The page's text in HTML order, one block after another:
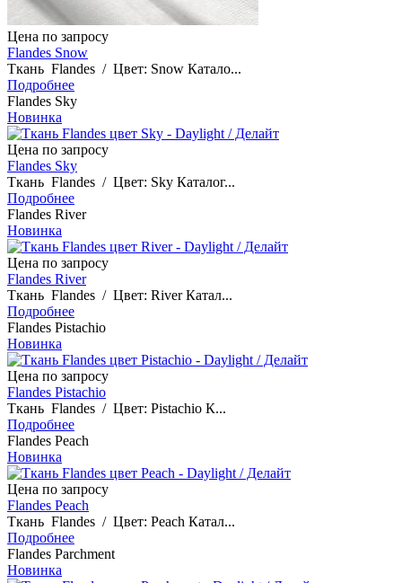
Цена по запросу
Flandes Snow
Ткань Flandes / Цвет: Snow Катало...
Подробнее
Flandes Sky
Новинка
Цена по запросу
Flandes Sky
Ткань Flandes / Цвет: Sky Каталог...
Подробнее
Flandes River
Новинка
Цена по запросу
Flandes River
Ткань Flandes / Цвет: River Катал...
Подробнее
Flandes Pistachio
Новинка
Цена по запросу
Flandes Pistachio
Ткань Flandes / Цвет: Pistachio К...
Подробнее
Flandes Peach
Новинка
Цена по запросу
Flandes Peach
Ткань Flandes / Цвет: Peach Катал...
Подробнее
Flandes Parchment
Новинка